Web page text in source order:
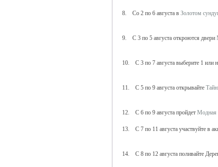
8. Со 2 по 6 августа в Золотом
9. С 3 по 5 августа откроются двери
10. С 3 по 7 августа выберите 1 или
11. С 5 по 9 августа открывайте
12. С 6 по 9 августа пройдет Модная
13. С 7 по 11 августа участвуйте в
14. С 8 по 12 августа поливайте